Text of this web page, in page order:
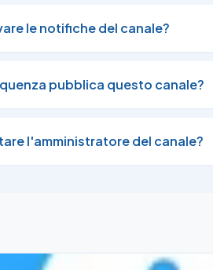
le notifiche del canale?
pubblica questo canale?
l'amministratore del canale?